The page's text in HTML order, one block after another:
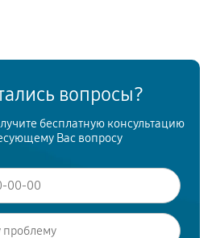
вопросы?
бесплатную консультацию
Вас вопросу